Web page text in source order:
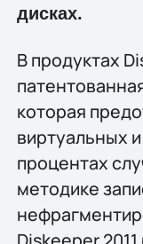
дисках.
В продуктах
которая
виртуальных
процентах
методике